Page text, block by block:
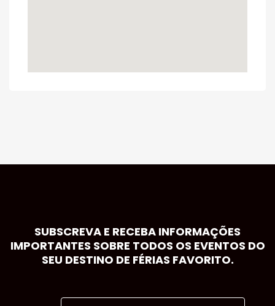
SUBSCREVA E RECEBA INFORMAÇÕES
IMPORTANTES SOBRE TODOS OS EVENTOS DO
SEU DESTINO DE FÉRIAS FAVORITO.